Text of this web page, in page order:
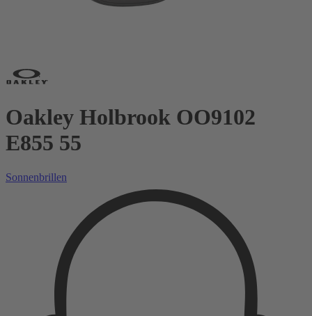
Oakley Holbrook OO9102
E855 55
Sonnenbrillen